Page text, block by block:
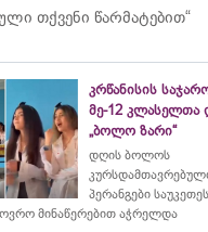
თქვენი წარმატებით“
კრწანისის
მე-12 კლასელთა
„ბოლო ზარი“
დღის ბოლოს
პერანგები
მინაწერებით აჭრელდა